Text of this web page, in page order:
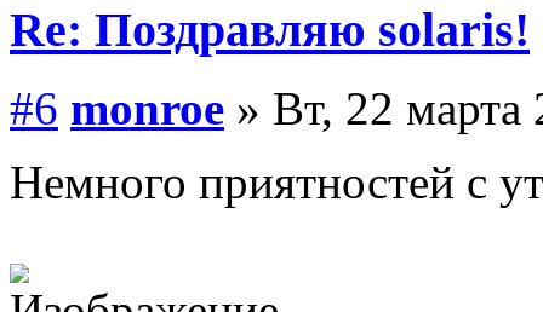
Re: Поздравляю solaris!
#6 monroe » Вт, 22 марта
Немного приятностей с